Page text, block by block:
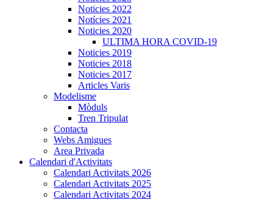
Noticies 2022
Notícies 2021
Noticies 2020
ULTIMA HORA COVID-19
Noticies 2019
Noticies 2018
Noticies 2017
Articles Varis
Modelisme
Mòduls
Tren Tripulat
Contacta
Webs Amigues
Area Privada
Calendari d'Activitats
Calendari Activitats 2026
Calendari Activitats 2025
Calendari Activitats 2024